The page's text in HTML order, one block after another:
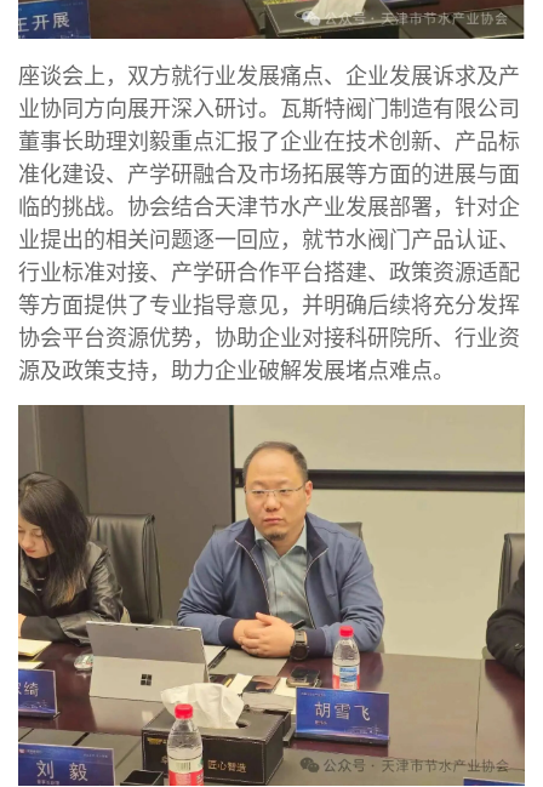
座谈会上，双方就行业发展痛点、企业发展诉求及产
业协同方向展开深入研讨。瓦斯特阀门制造有限公司
董事长助理刘毅重点汇报了企业在技术创新、产品标
准化建设、产学研融合及市场拓展等方面的进展与面
临的挑战。协会结合天津节水产业发展部署，针对企
业提出的相关问题逐一回应，就节水阀门产品认证、
行业标准对接、产学研合作平台搭建、政策资源适配
等方面提供了专业指导意见，并明确后续将充分发挥
协会平台资源优势，协助企业对接科研院所、行业资
源及政策支持，助力企业破解发展堵点难点。